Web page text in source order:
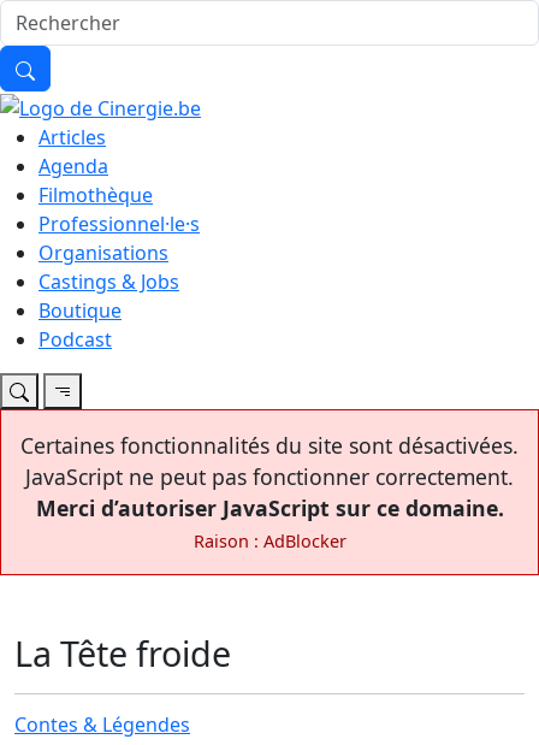
Articles
Agenda
Filmothèque
Professionnel·le·s
Organisations
Castings & Jobs
Boutique
Podcast
Certaines fonctionnalités du site sont désactivées.
JavaScript ne peut pas fonctionner correctement.
Merci d’autoriser JavaScript sur ce domaine.
Raison : AdBlocker
La Tête froide
Contes & Légendes